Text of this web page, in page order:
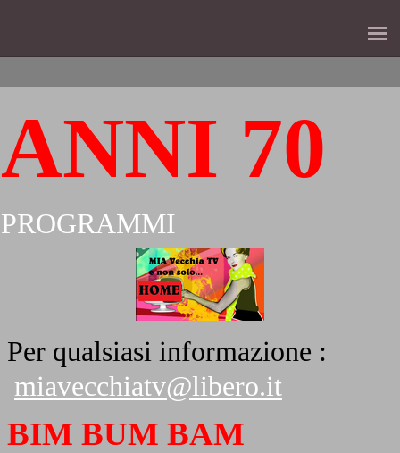
ANNI 70
PROGRAMMI
Per qualsiasi informazione :
miavecchiatv@libero.it
BIM BUM BAM